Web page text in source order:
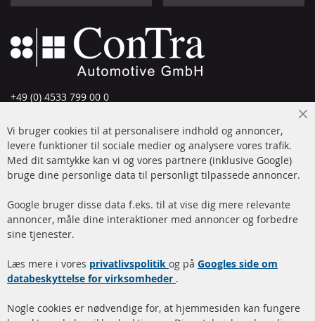
+49 (0) 4533 799 00 0
info@contra-automotive.de
www.contra-automotive.de
Facebook
Instagram
Hurtige links
Dieselpartikelfilter (DPF)
rengøring
Katalysator (KAT)
Sensorer
Kundeservice
Betalingsmetoder
Kontakt
Vi bruger cookies til at personalisere indhold og annoncer,
levere funktioner til sociale medier og analysere vores trafik.
Med dit samtykke kan vi og vores partnere (inklusive Google)
bruge dine personlige data til personligt tilpassede annoncer.
Google bruger disse data f.eks. til at vise dig mere relevante
annoncer, måle dine interaktioner med annoncer og forbedre
sine tjenester.
Læs mere i vores privatlivspolitik og på Googles side om
databeskyttelse for virksomheder .
Nogle cookies er nødvendige for, at hjemmesiden kan fungere